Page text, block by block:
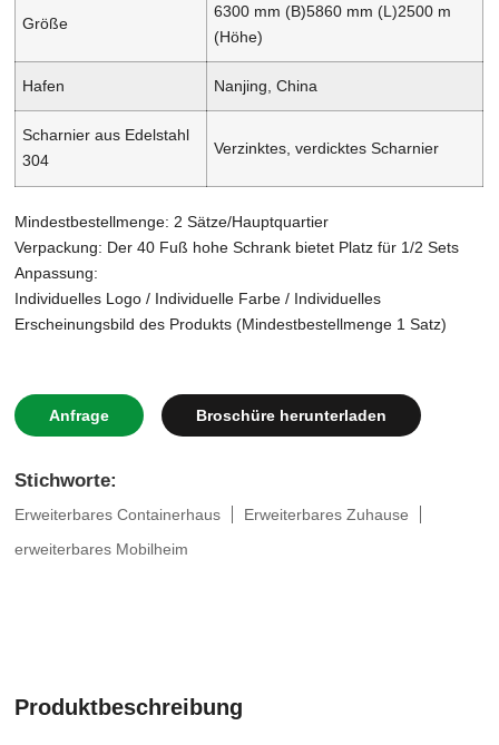
Größe
6300 mm (B)5860 mm (L)2500 m
(Höhe)
Hafen Nanjing, China
Scharnier aus Edelstahl
304
Verzinktes, verdicktes Scharnier
Mindestbestellmenge: 2 Sätze/Hauptquartier
Verpackung: Der 40 Fuß hohe Schrank bietet Platz für 1/2 Sets
Anpassung:
Individuelles Logo / Individuelle Farbe / Individuelles
Erscheinungsbild des Produkts (Mindestbestellmenge 1 Satz)
Anfrage Broschüre herunterladen
Stichworte:
Erweiterbares Containerhaus
Erweiterbares Zuhause
erweiterbares Mobilheim
Produktbeschreibung